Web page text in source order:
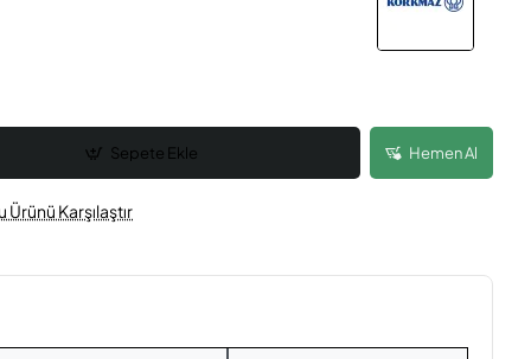
Sepete Ekle Hemen Al
Ürünü Karşılaştır